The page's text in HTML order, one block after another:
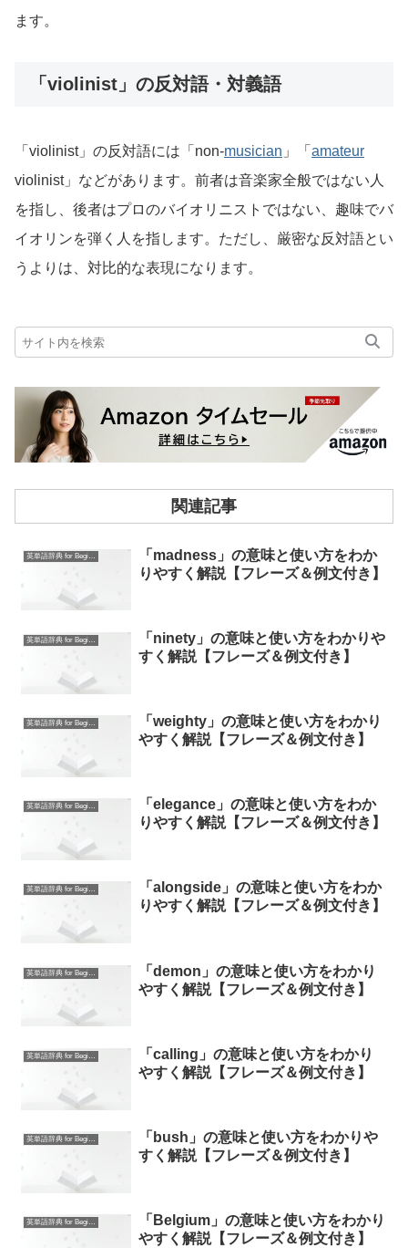
ます。
「violinist」の反対語・対義語
「violinist」の反対語には「non-musician 」「 amateur
violinist」などがあります。前者は音楽家全般ではない人
を指し、後者はプロのバイオリニストではない、趣味でバ
イオリンを弾く人を指します。ただし、厳密な反対語とい
うよりは、対比的な表現になります。
関連記事
英単語辞典 for Beginners
「madness」の意味と使い方をわか
りやすく解説【フレーズ＆例文付き】
英単語辞典 for Beginners
「ninety」の意味と使い方をわかりや
すく解説【フレーズ＆例文付き】
英単語辞典 for Beginners
「weighty」の意味と使い方をわかり
やすく解説【フレーズ＆例文付き】
英単語辞典 for Beginners
「elegance」の意味と使い方をわか
りやすく解説【フレーズ＆例文付き】
英単語辞典 for Beginners
「alongside」の意味と使い方をわか
りやすく解説【フレーズ＆例文付き】
英単語辞典 for Beginners
「demon」の意味と使い方をわかり
やすく解説【フレーズ＆例文付き】
英単語辞典 for Beginners
「calling」の意味と使い方をわかり
やすく解説【フレーズ＆例文付き】
英単語辞典 for Beginners
「bush」の意味と使い方をわかりや
すく解説【フレーズ＆例文付き】
英単語辞典 for Beginners
「Belgium」の意味と使い方をわかり
やすく解説【フレーズ＆例文付き】